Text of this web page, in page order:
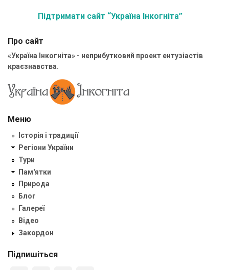
Підтримати сайт “Україна Інкогніта”
Про сайт
«Україна Інкогніта» - неприбутковий проект ентузіастів
краєзнавства.
Меню
Історія і традиції
Регіони України
Тури
Пам'ятки
Природа
Блог
Галереї
Відео
Закордон
Підпишіться